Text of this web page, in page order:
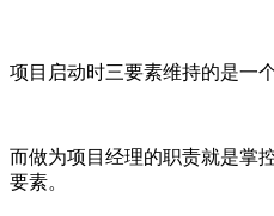
项目启动时三要素维持的是一
而做为项目经理的职责就是掌
要素。